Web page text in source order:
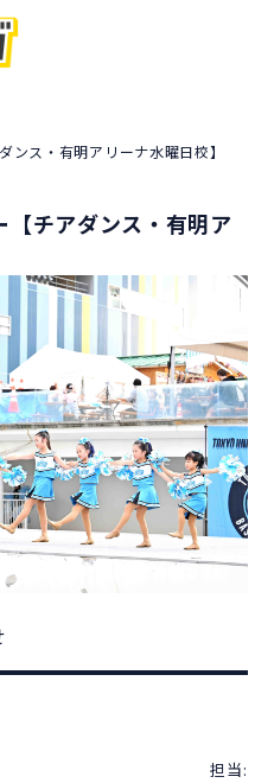
ンス・有明アリーナ水曜日校】
チアダンス・有明ア
担当: